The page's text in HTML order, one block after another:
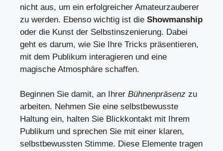
nicht aus, um ein erfolgreicher Amateurzauberer
zu werden. Ebenso wichtig ist die Showmanship
oder die Kunst der Selbstinszenierung. Dabei
geht es darum, wie Sie Ihre Tricks präsentieren,
mit dem Publikum interagieren und eine
magische Atmosphäre schaffen.
Beginnen Sie damit, an Ihrer Bühnenpräsenz zu
arbeiten. Nehmen Sie eine selbstbewusste
Haltung ein, halten Sie Blickkontakt mit Ihrem
Publikum und sprechen Sie mit einer klaren,
selbstbewussten Stimme. Diese Elemente tragen